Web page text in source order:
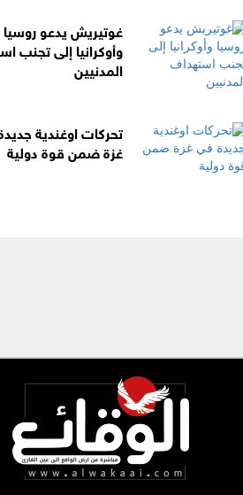
غوتيريش يدعو روسيا
وأوكرانيا إلى تجنب
المدنيين
تحركات اوغندية
غزة ضمن قوة دولية